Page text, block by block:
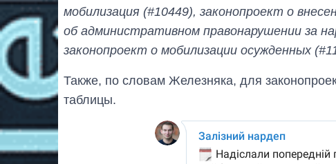
мобилизация (#10449), законопроект о
об административном правонарушении за
законопроект о мобилизации осужденных
Также, по словам Железняка, для
таблицы.